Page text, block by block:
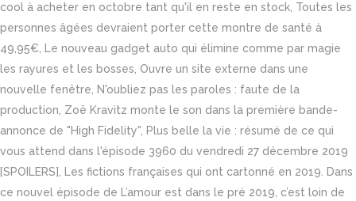
cool à acheter en octobre tant qu'il en reste en stock, Toutes les
personnes âgées devraient porter cette montre de santé à
49,95€, Le nouveau gadget auto qui élimine comme par magie
les rayures et les bosses, Ouvre un site externe dans une
nouvelle fenêtre, N'oubliez pas les paroles : faute de la
production, Zoë Kravitz monte le son dans la première bande-
annonce de "High Fidelity", Plus belle la vie : résumé de ce qui
vous attend dans l'épisode 3960 du vendredi 27 décembre 2019
[SPOILERS], Les fictions françaises qui ont cartonné en 2019. Dans
ce nouvel épisode de L’amour est dans le pré 2019, c’est loin de